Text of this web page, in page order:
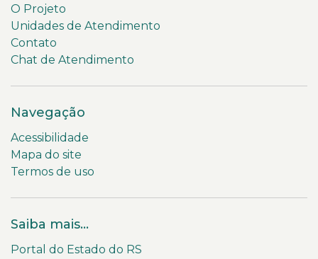
O Projeto
Unidades de Atendimento
Contato
Chat de Atendimento
Navegação
Acessibilidade
Mapa do site
Termos de uso
Saiba mais...
Portal do Estado do RS